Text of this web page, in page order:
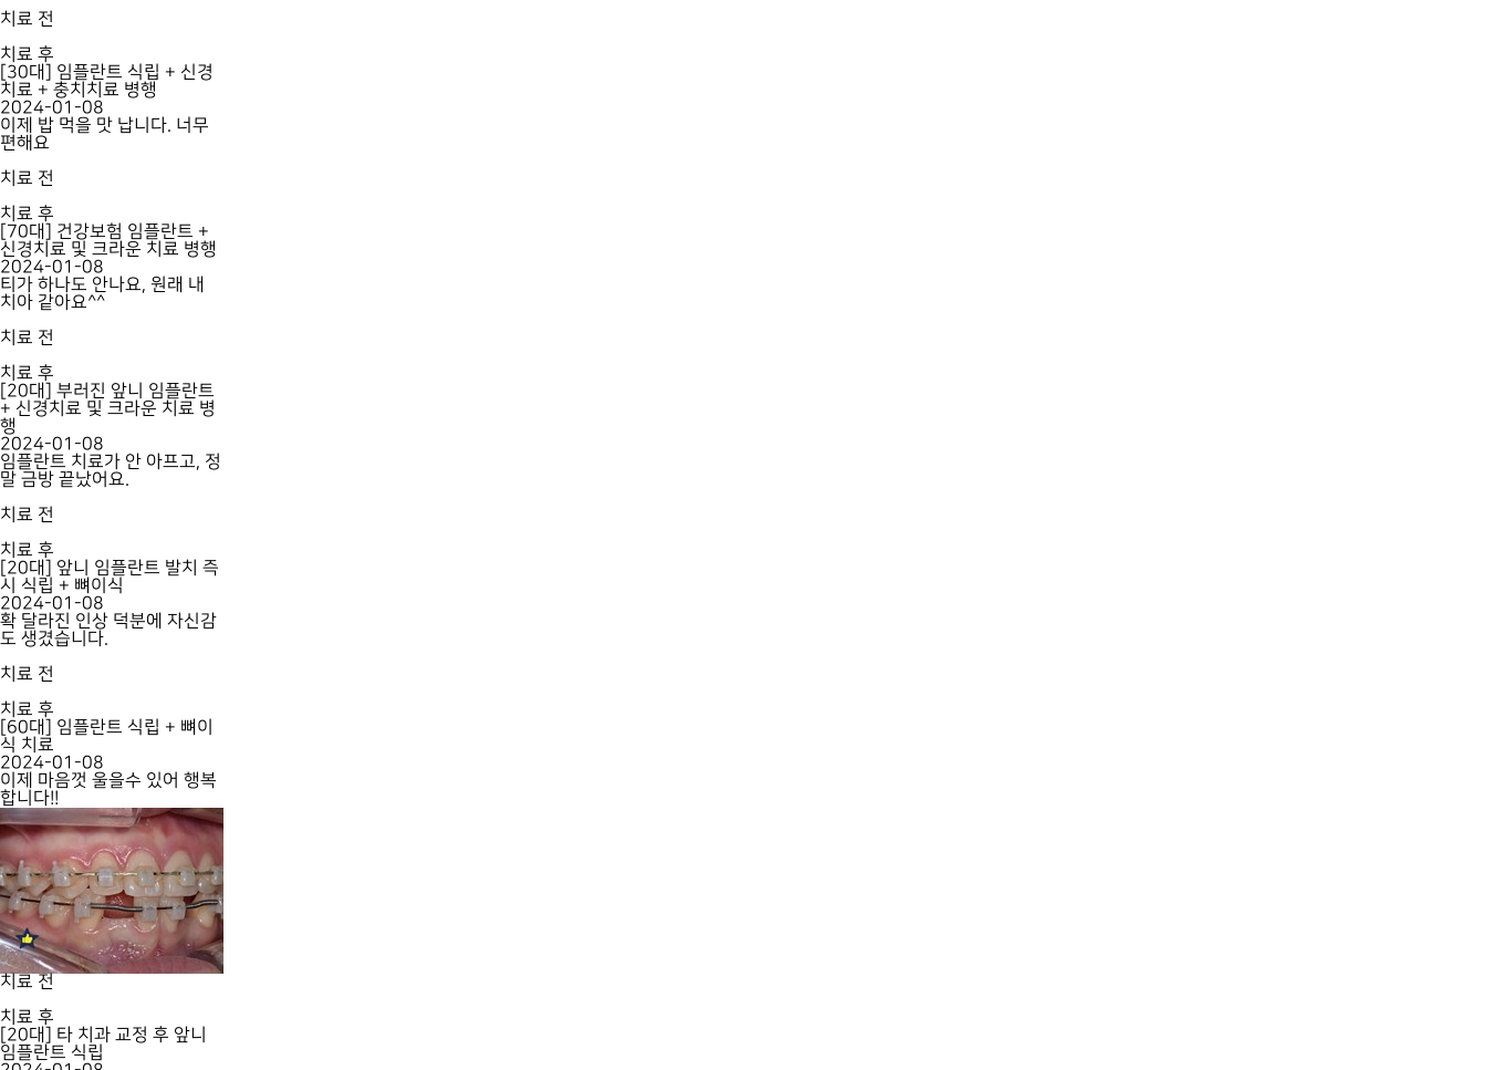
치료 전
치료 후
[30대] 임플란트 식립 + 신경
치료 + 충치치료 병행
2024-01-08
이제 밥 먹을 맛 납니다. 너무
편해요
치료 전
치료 후
[70대] 건강보험 임플란트 +
신경치료 및 크라운 치료 병행
2024-01-08
티가 하나도 안나요, 원래 내
치아 같아요^^
치료 전
치료 후
[20대] 부러진 앞니 임플란트
+ 신경치료 및 크라운 치료 병
행
2024-01-08
임플란트 치료가 안 아프고, 정
말 금방 끝났어요.
치료 전
치료 후
[20대] 앞니 임플란트 발치 즉
시 식립 + 뼈이식
2024-01-08
확 달라진 인상 덕분에 자신감
도 생겼습니다.
치료 전
치료 후
[60대] 임플란트 식립 + 뼈이
식 치료
2024-01-08
이제 마음껏 울을수 있어 행복
합니다!!
치료 전
치료 후
[20대] 타 치과 교정 후 앞니
임플란트 식립